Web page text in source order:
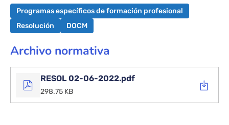
Programas específicos de formación profesional
Resolución
DOCM
Archivo normativa
RESOL 02-06-2022.pdf
298.75 KB